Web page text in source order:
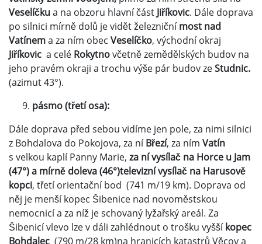
Veselíčkua na obzoru hlavní část Jiříkovic. Dále doprava
po silnici mírně dolů je vidět železničnímost nad
Vatínema za ním obec Veselíčko, východní okraj
Jiříkovic a celé Rokytnovčetně zemědělských budov na
jeho pravém okraji a trochu výše pár budov zeStudnic.
(azimut 43°).
pásmo (třetí osa):
Dále doprava před sebou vidíme jen pole, za nimi silnici
z Bohdalova do Pokojova, za níBřezí, za ním Vatín
s velkou kaplí Panny Marie, za ní vysílač na Horce u Jam
(47°) a mírně doleva (46°)televizní vysílač na Harusově
kopci, třetí orientační bod (741 m/19 km). Doprava od
něj je menší kopec Šibenice nad novoměstskou
nemocnicí a za níž je schovaný lyžařský areál. Za
Šibenicí vlevo lze v dáli zahlédnout o trošku vyššíkopec
Bohdalec (790 m/28 km)na hranicích katastrů Věcov a